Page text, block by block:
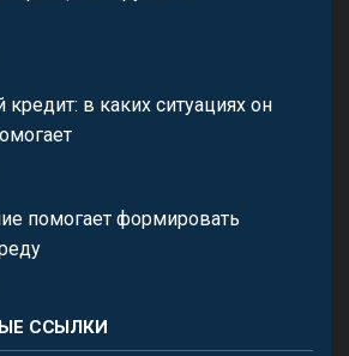
кредит: в каких ситуациях он
помогает формировать
ССЫЛКИ